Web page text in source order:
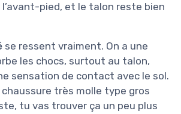
pied, et le talon reste bien
se ressent vraiment. On a une
les chocs, surtout au talon,
sensation de contact avec le sol.
chaussure très molle type gros
tu vas trouver ça un peu plus